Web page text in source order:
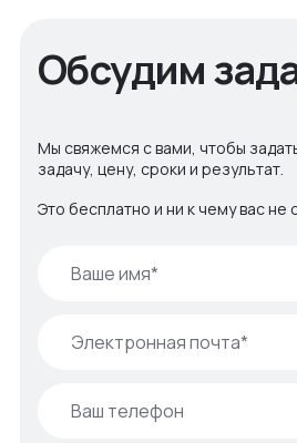
Обсудим
Мы свяжемся с вами, чтобы
задачу, цену, сроки и результат.
Это бесплатно и ни к чему вас не